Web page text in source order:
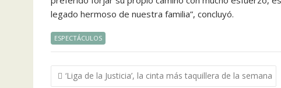
legado hermoso de nuestra familia”, concluyó.
ESPECTÁCULOS
Navegación
‘Liga de la Justicia’, la cinta más taquillera de la semana